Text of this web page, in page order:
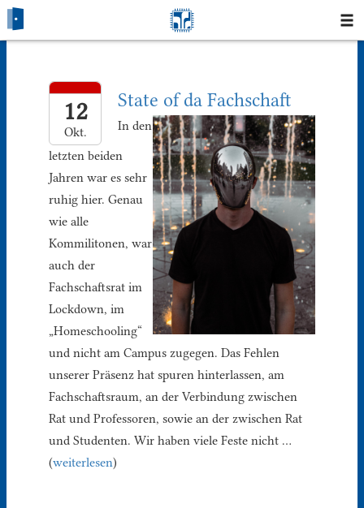
Blog
Fotos
Login
Klausuren
Studium
Protokolle
12
Okt.
State of da Fachschaft
In den
letzten beiden
Jahren war es sehr
ruhig hier. Genau
wie alle
Kommilitonen, war
auch der
Fachschaftsrat im
Lockdown, im
„Homeschooling“
und nicht am Campus zugegen. Das Fehlen
unserer Präsenz hat spuren hinterlassen, am
Fachschaftsraum, an der Verbindung zwischen
Rat und Professoren, sowie an der zwischen Rat
und Studenten. Wir haben viele Feste nicht …
(weiterlesen)